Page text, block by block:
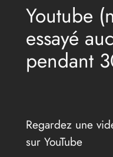
Youtube
essayé
pendant
Regardez une
sur YouTube